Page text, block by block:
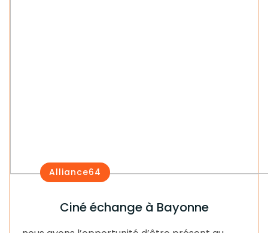
Alliance64
Ciné échange à Bayonne